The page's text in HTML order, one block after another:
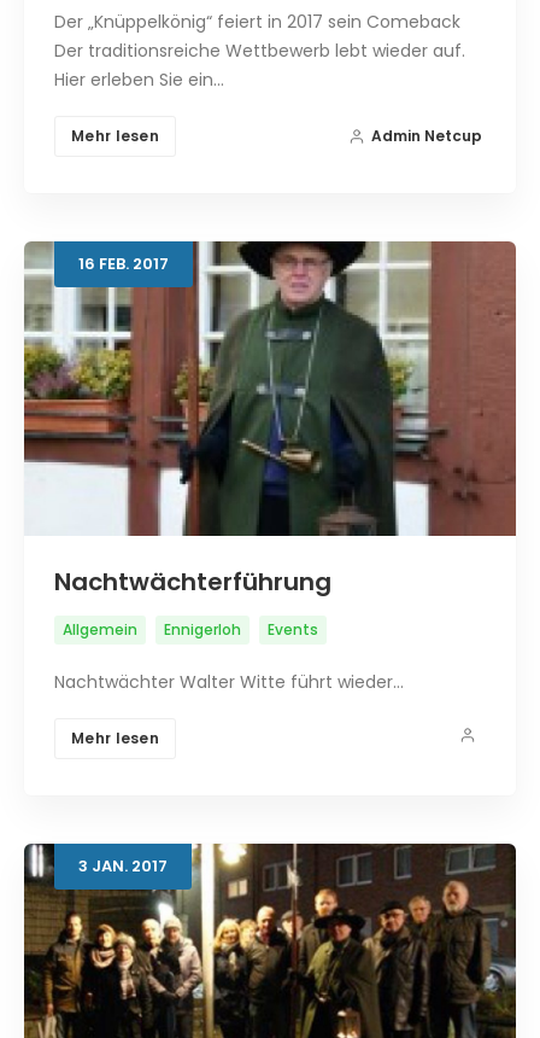
Der „Knüppelkönig“ feiert in 2017 sein Comeback
Der traditionsreiche Wettbewerb lebt wieder auf.
Hier erleben Sie ein…
Mehr lesen Admin Netcup
16 FEB. 2017
Nachtwächterführung
Allgemein Ennigerloh Events
Nachtwächter Walter Witte führt wieder…
Mehr lesen
3 JAN. 2017